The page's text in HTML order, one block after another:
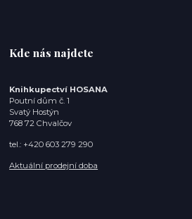
Kde nás najdete
Knihkupectví HOSANA
Poutní dům č. 1
Svatý Hostýn
768 72 Chvalčov
tel.: +420 603 279 290
Aktuální prodejní doba